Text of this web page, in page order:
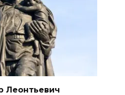
Леонтьевич